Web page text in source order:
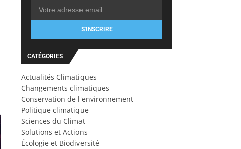
S'INSCRIRE
CATÉGORIES
Actualités Climatiques
Changements climatiques
Conservation de l'environnement
Politique climatique
Sciences du Climat
Solutions et Actions
Écologie et Biodiversité